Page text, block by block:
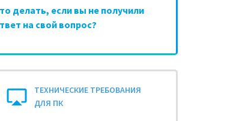
делать, если вы не получили
на свой вопрос?
ТЕХНИЧЕСКИЕ ТРЕБОВАНИЯ
ДЛЯ ПК